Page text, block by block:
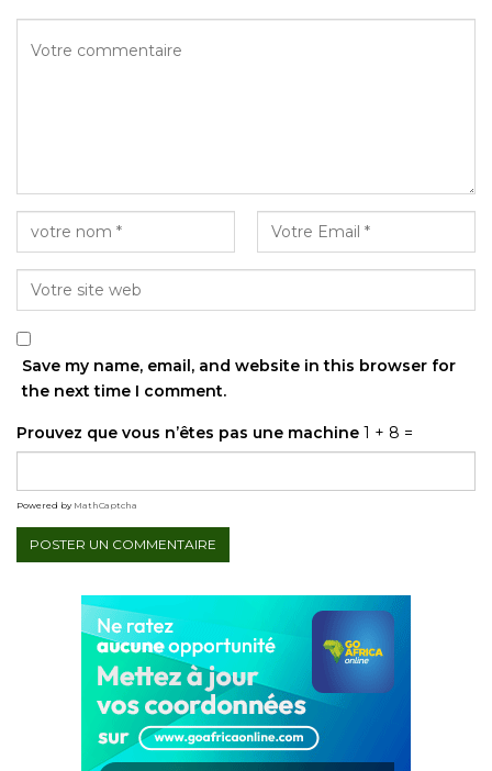
Save my name, email, and website in this browser for
the next time I comment.
Prouvez que vous n’êtes pas une machine 1 + 8 =
Powered by MathCaptcha